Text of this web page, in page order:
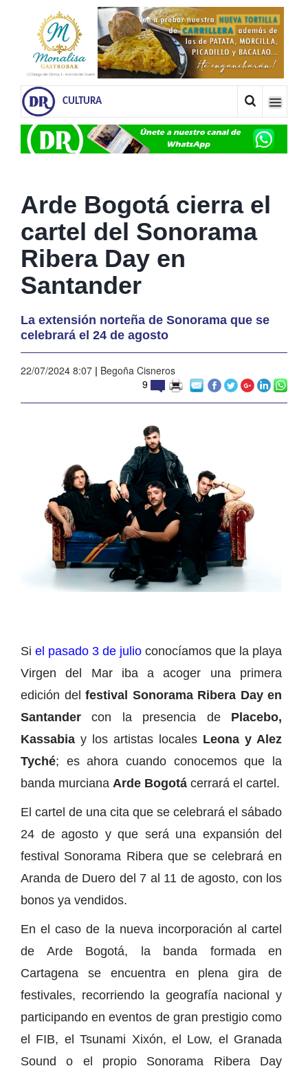
CULTURA
Arde Bogotá cierra el
cartel del Sonorama
Ribera Day en
Santander
La extensión norteña de Sonorama que se
celebrará el 24 de agosto
22/07/2024 8:07 | Begoña Cisneros
9
Si el pasado 3 de julio conocíamos que la playa
Virgen del Mar iba a acoger una primera
edición del festival Sonorama Ribera Day en
Santandercon la presencia de Placebo,
Kassabia y los artistas locales Leona y Alez
Tyché; es ahora cuando conocemos que la
banda murciana Arde Bogotá cerrará el cartel.
El cartel de una cita que se celebrará el sábado
24 de agosto y que será una expansión del
festival Sonorama Ribera que se celebrará en
Aranda de Duero del 7 al 11 de agosto, con los
bonos ya vendidos.
En el caso de la nueva incorporación al cartel
de Arde Bogotá, la banda formada en
Cartagena se encuentra en plena gira de
festivales, recorriendo la geografía nacional y
participando en eventos de gran prestigio como
el FIB, el Tsunami Xixón, el Low, el Granada
Sound o el propio Sonorama Ribera Day